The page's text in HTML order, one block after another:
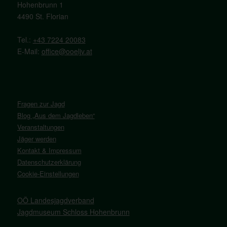
Hohenbrunn 1
4490 St. Florian
Tel.: +43 7224 20083
E-Mail: office@ooeljv.at
Fragen zur Jagd
Blog „Aus dem Jagdleben“
Veranstaltungen
Jäger werden
Kontakt & Impressum
Datenschutzerklärung
Cookie-Einstellungen
OÖ Landesjagdverband
Jagdmuseum Schloss Hohenbrunn